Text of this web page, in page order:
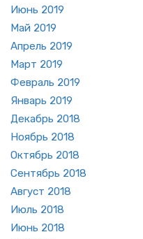
Июнь 2019
Май 2019
Ап­рель 2019
Март 2019
Фев­раль 2019
Ян­варь 2019
Де­кабрь 2018
Но­ябрь 2018
Ок­тябрь 2018
Сен­тябрь 2018
Ав­густ 2018
Июль 2018
Июнь 2018